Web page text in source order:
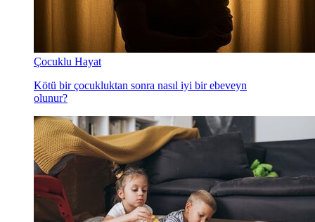
Çocuklu Hayat
Kötü bir çocukluktan sonra nasıl iyi bir ebeveyn
olunur?